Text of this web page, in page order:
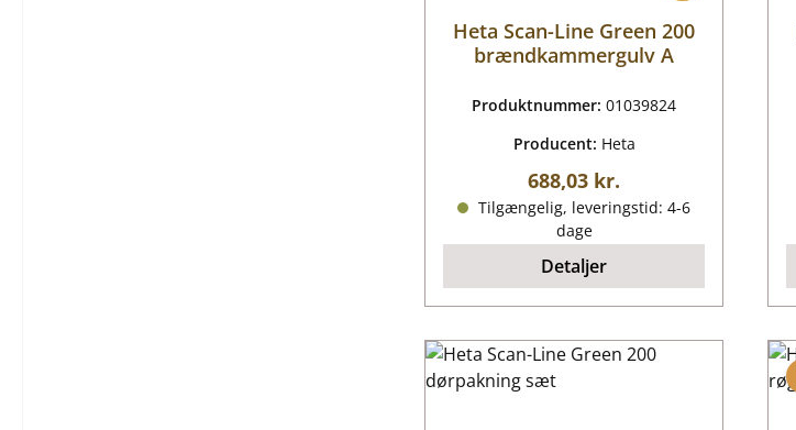
Heta Scan-Line Green 200
brændkammergulv A
Produktnummer:01039824
Producent: Heta
Almindelig pris:
688,03 kr.
Tilgængelig, leveringstid: 4-6
dage
Detaljer